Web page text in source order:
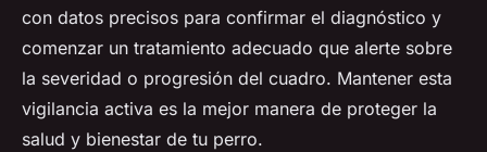
con datos precisos para confirmar el diagnóstico y
comenzar un tratamiento adecuado que alerte sobre
la severidad o progresión del cuadro. Mantener esta
vigilancia activa es la mejor manera de proteger la
salud y bienestar de tu perro.